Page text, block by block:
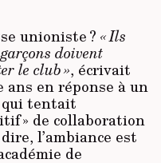
unioniste ? « Ils
doivent
le club », écrivait
en réponse à un
qui tentait
» de collaboration
l’ambiance est
de